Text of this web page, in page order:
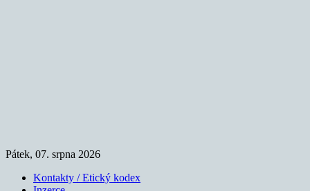
Pátek, 07. srpna 2026
Kontakty / Etický kodex